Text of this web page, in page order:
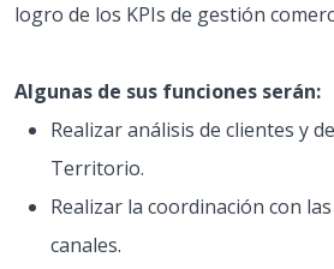
logro de los KPIs de gestión
Algunas de sus funciones serán:
Realizar análisis de clientes y
Territorio.
Realizar la coordinación con
canales.